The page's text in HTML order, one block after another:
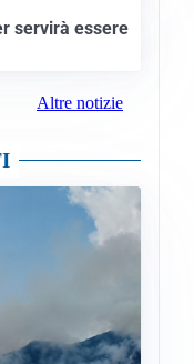
servirà essere
Altre notizie